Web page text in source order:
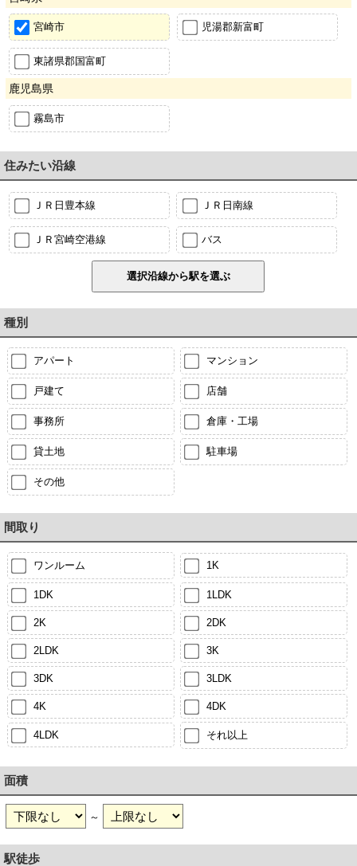
宮崎市 児湯郡新富町
東諸県郡国富町
鹿児島県
霧島市
住みたい沿線
ＪＲ日豊本線 ＪＲ日南線
ＪＲ宮崎空港線 バス
種別
アパート マンション
戸建て 店舗
事務所 倉庫・工場
貸土地 駐車場
その他
間取り
ワンルーム 1K
1DK 1LDK
2K 2DK
2LDK 3K
3DK 3LDK
4K 4DK
4LDK それ以上
面積
～
駅徒歩